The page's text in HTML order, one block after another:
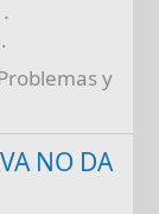
y
NO DA